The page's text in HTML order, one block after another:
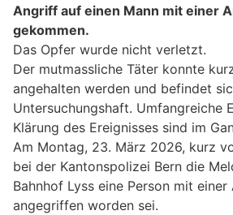
Angriff auf einen Mann mit einer
gekommen.
Das Opfer wurde nicht verletzt.
Der mutmassliche Täter konnte
angehalten werden und befindet
Untersuchungshaft. Umfangreiche
Klärung des Ereignisses sind im
Am Montag, 23. März 2026, kurz
bei der Kantonspolizei Bern die
Bahnhof Lyss eine Person mit einer
angegriffen worden sei.